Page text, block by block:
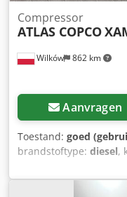
Wilków 862 km
Compressor
ATLAS COPCO
Aanvragen
Toestand: goed
brandstoftype: diesel,
GEPRODUCEERD